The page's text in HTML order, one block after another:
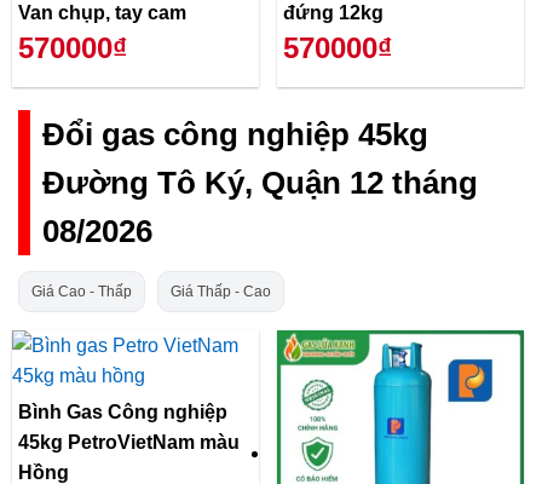
Van chụp, tay cam
570000₫
đứng 12kg
570000₫
Đổi gas công nghiệp 45kg
Đường Tô Ký, Quận 12 tháng
08/2026
Giá Cao - Thấp Giá Thấp - Cao
Bình Gas Công nghiệp
45kg PetroVietNam màu
Hồng